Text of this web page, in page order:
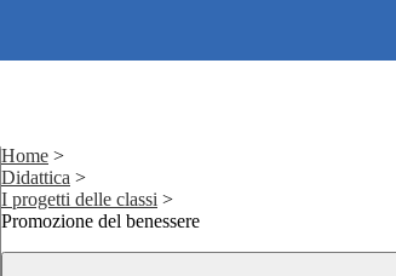
Home >
Didattica >
I progetti delle classi >
Promozione del benessere